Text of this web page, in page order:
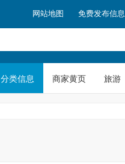
网站地图 免费发布信息
分类信息 商家黄页 旅游